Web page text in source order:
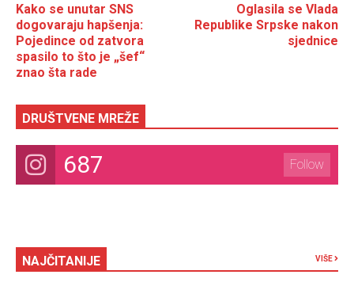
Kako se unutar SNS
dogovaraju hapšenja:
Pojedince od zatvora
spasilo to što je „šef“
znao šta rade
Oglasila se Vlada
Republike Srpske nakon
sjednice
DRUŠTVENE MREŽE
687 Follow
NAJČITANIJE VIŠE